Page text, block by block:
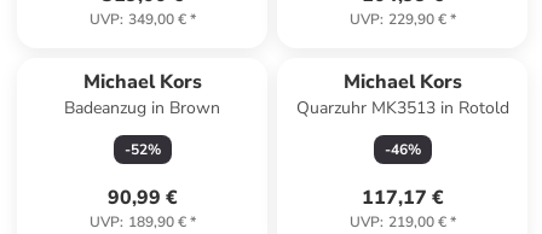
UVP: 349,00 €* UVP: 229,90 €*
Michael Kors
Badeanzug in Brown
-52%
90,99 €
UVP: 189,90 €*
Michael Kors
Quarzuhr MK3513 in Rotold
-46%
117,17 €
UVP: 219,00 €*